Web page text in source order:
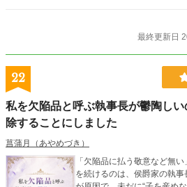
最終更新日
22
私を欠陥品と呼ぶ執事長が鬱陶し
除することにしました
菖蒲月（あやめづき）
「欠陥品に払う敬意など無い」 結婚後もそう言って嫌が
を続けるのは、侯爵家の執事長。 どうやら私は、幼少